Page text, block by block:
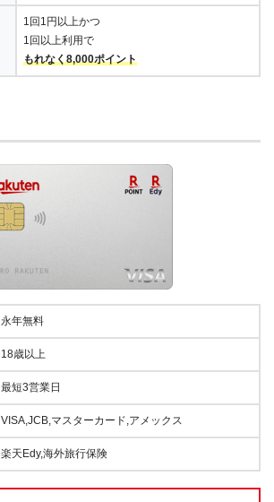
1回1円以上かつ
1回以上利用で
もれなく8,000ポイント
永年無料
18歳以上
最短3営業日
VISA,JCB,マスターカード,アメックス
楽天Edy,海外旅行保険